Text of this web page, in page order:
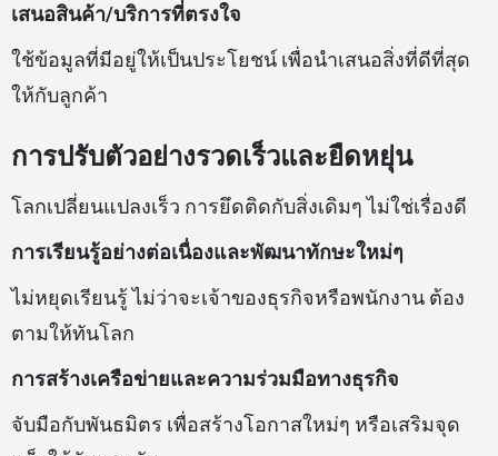
เสนอสินค้า/บริการที่ตรงใจ
ใช้ข้อมูลที่มีอยู่ให้เป็นประโยชน์ เพื่อนำเสนอสิ่งที่ดีที่สุด
ให้กับลูกค้า
การปรับตัวอย่างรวดเร็วและยืดหยุ่น
โลกเปลี่ยนแปลงเร็ว การยึดติดกับสิ่งเดิมๆ ไม่ใช่เรื่องดี
การเรียนรู้อย่างต่อเนื่องและพัฒนาทักษะใหม่ๆ
ไม่หยุดเรียนรู้ ไม่ว่าจะเจ้าของธุรกิจหรือพนักงาน ต้อง
ตามให้ทันโลก
การสร้างเครือข่ายและความร่วมมือทางธุรกิจ
จับมือกับพันธมิตร เพื่อสร้างโอกาสใหม่ๆ หรือเสริมจุด